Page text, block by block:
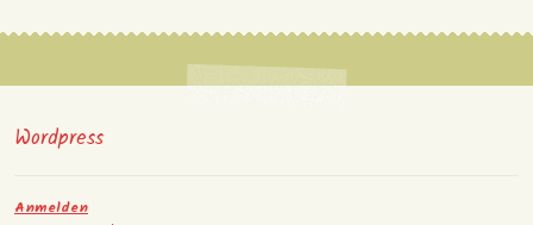
Wordpress
Anmelden